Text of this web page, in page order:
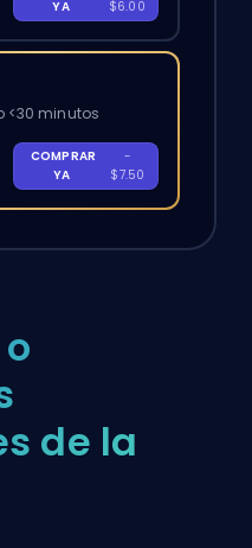
YA
$6.00
<30 minutos
COMPRAR
YA
-
$7.50
de la